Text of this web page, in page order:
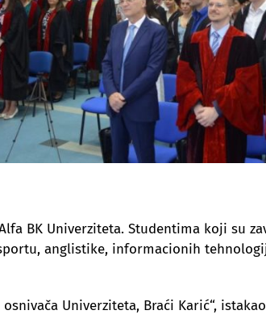
BK Univerziteta. Studentima koji su
anglistike, informacionih
Univerziteta, Braći Karić“,